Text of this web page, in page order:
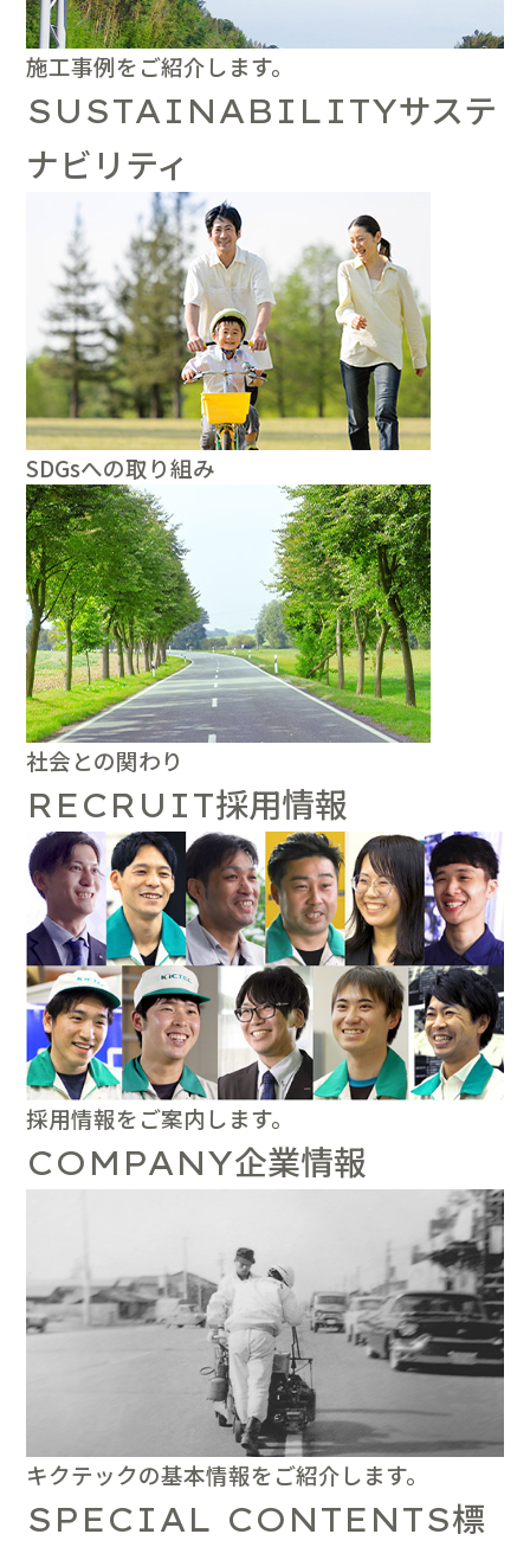
施工事例をご紹介します。
SUSTAINABILITYサステ
ナビリティ
SDGsへの取り組み
社会との関わり
RECRUIT採用情報
採用情報をご案内します。
COMPANY企業情報
キクテックの基本情報をご紹介します。
SPECIAL CONTENTS標